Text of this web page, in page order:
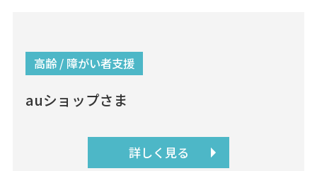
高齢 / 障がい者支援
auショップさま
詳しく見る